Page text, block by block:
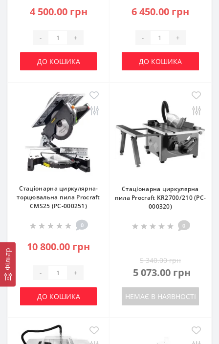
Фільтр
4 500.00 грн
- +
ДО КОШИКА
6 450.00 грн
- +
ДО КОШИКА
Стаціонарна циркулярна-
торцювальна пила Procraft
CMS25 (PC-000251)
0
10 800.00 грн
- +
ДО КОШИКА
Стаціонарна циркулярна
пила Procraft KR2700/210 (PC-
000320)
0
5 340.00 грн
5 073.00 грн
НЕМАЄ В НАЯВНОСТІ